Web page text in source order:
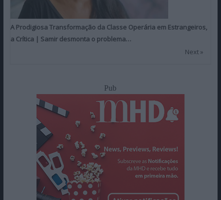
A Prodigiosa Transformação da Classe Operária em Estrangeiros,
a Crítica | Samir desmonta o problema…
Next »
Pub